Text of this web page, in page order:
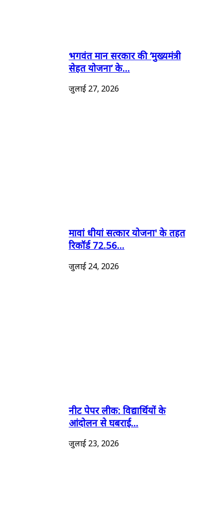
भगवंत मान सरकार की ‘मुख्यमंत्री
सेहत योजना’ के...
जुलाई 27, 2026
मावां धीयां सत्कार योजना' के तहत
रिकॉर्ड 72.56...
जुलाई 24, 2026
नीट पेपर लीक: विद्यार्थियों के
आंदोलन से घबराई...
जुलाई 23, 2026